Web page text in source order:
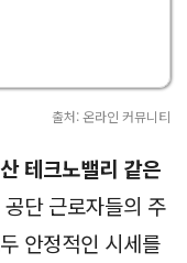
출처: 온라인 커뮤니티
테크노밸리 같은
단 근로자들의 주
안정적인 시세를